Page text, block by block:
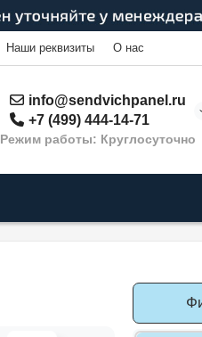
Наши реквизиты О нас
info@sendvichpanel.ru
+7 (499) 444-14-71
Режим работы: Круглосуточно